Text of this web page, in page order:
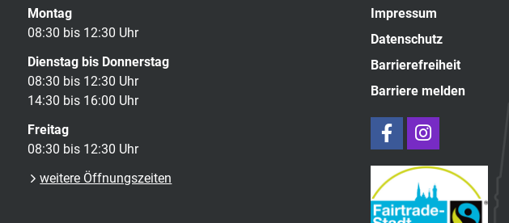
Montag
08:30 bis 12:30 Uhr
Dienstag bis Donnerstag
08:30 bis 12:30 Uhr
14:30 bis 16:00 Uhr
Freitag
08:30 bis 12:30 Uhr
weitere Öffnungszeiten
Impressum
Datenschutz
Barrierefreiheit
Barriere melden